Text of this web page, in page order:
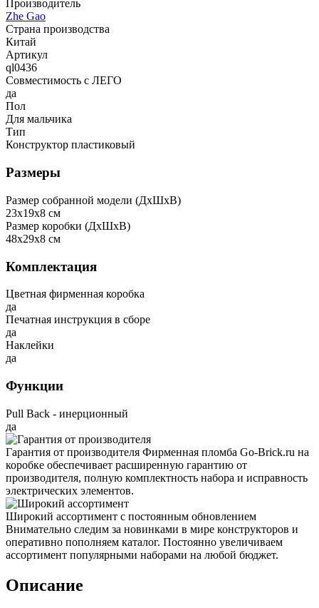
Производитель
Zhe Gao
Страна производства
Китай
Артикул
ql0436
Совместимость с ЛЕГО
да
Пол
Для мальчика
Тип
Конструктор пластиковый
Размеры
Размер собранной модели (ДxШxВ)
23x19x8 см
Размер коробки (ДxШxВ)
48x29x8 см
Комплектация
Цветная фирменная коробка
да
Печатная инструкция в сборе
да
Наклейки
да
Функции
Pull Back - инерционный
да
Гарантия от производителя Фирменная пломба Go-Brick.ru на
коробке обеспечивает расширенную гарантию от
производителя, полную комплектность набора и исправность
электрических элементов.
Широкий ассортимент с постоянным обновлением
Внимательно следим за новинками в мире конструкторов и
оперативно пополняем каталог. Постоянно увеличиваем
ассортимент популярными наборами на любой бюджет.
Описание